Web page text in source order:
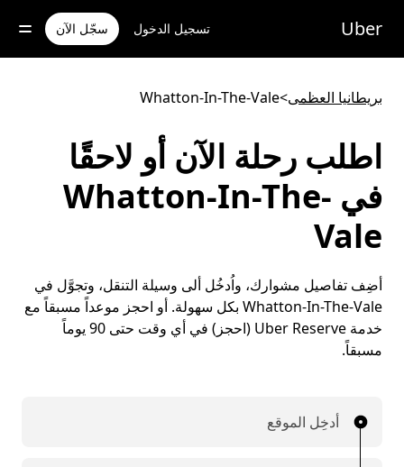
للوصول
المحتوى
Uber تسجيل الدخول سجّل الآن
بريطانيا العظمى>
Whatton-In-The-Vale
اطلب رحلة الآن أو لاحقًا
في Whatton-In-The-
Vale
أضِف تفاصيل مشوارك، واُدخُل ألى وسيلة التنقل، وتجوَّل في
Whatton-In-The-Vale بكل سهولة. أو احجز موعداً مسبقاً مع
خدمة Uber Reserve (احجز) في أي وقت حتى 90 يوماً
مسبقاً.
أدخِل الموقع